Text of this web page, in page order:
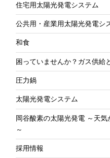
住宅用太陽光発電システム
公共用・産業用太陽光発電シ
和食
困っていませんか？ガス供給
圧力鍋
太陽光発電システム
岡谷酸素の太陽光発電 ～天
～
採用情報